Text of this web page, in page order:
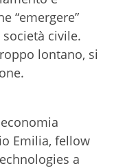
“emergere”
civile.
lontano, si
Emilia, fellow
a